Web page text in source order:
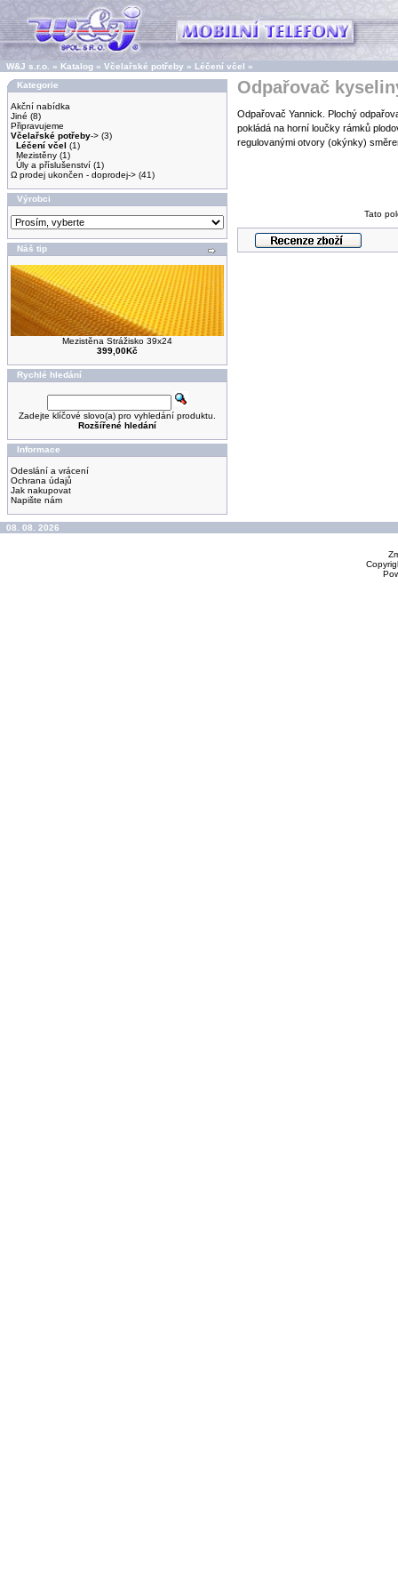
W&J s.r.o. » Katalog » Včelařské potřeby » Léčení včel »
Kategorie
Akční nabídka
Jiné (8)
Připravujeme
Včelařské potřeby-> (3)
Léčení včel (1)
Mezistěny (1)
Úly a příslušenství (1)
Ω prodej ukončen - doprodej-> (41)
Výrobci
Náš tip
Mezistěna Strážisko 39x24
399,00Kč
Rychlé hledání
Zadejte klíčové slovo(a) pro vyhledání produktu.
Rozšířené hledání
Informace
Odeslání a vrácení
Ochrana údajů
Jak nakupovat
Napište nám
Odpařovač
Odpařovač Yannick. Plochý
pokládá na horní loučky rámků
regulovanými otvory (okýnky)
Tato
08. 08. 2026